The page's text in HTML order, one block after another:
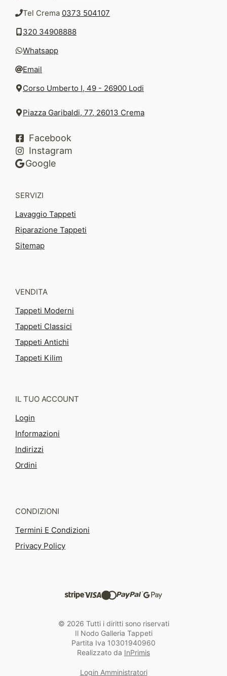
Tel Crema 0373 504107
320 34908888
Whatsapp
Email
Corso Umberto I, 49 - 26900 Lodi
Piazza Garibaldi, 77, 26013 Crema
Facebook
Instagram
Google
SERVIZI
Lavaggio Tappeti
Riparazione Tappeti
Sitemap
VENDITA
Tappeti Moderni
Tappeti Classici
Tappeti Antichi
Tappeti Kilim
IL TUO ACCOUNT
Login
Informazioni
Indirizzi
Ordini
CONDIZIONI
Termini E Condizioni
Privacy Policy
© 2026 Tutti i diritti sono riservati
Il Nodo Galleria Tappeti
Partita Iva 10301940960
Realizzato da InPrimis
Login Amministratori